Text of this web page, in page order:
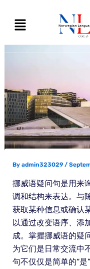
content
Menu
By admin323029 /
挪威语疑问句是用来
调和结构来表达。与
获取某种信息或确认
以通过改变语序、添
成。掌握挪威语的疑
为它们是日常交流中
句不仅仅是简单的“是